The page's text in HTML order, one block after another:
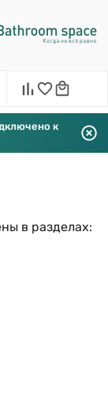
к
в разделах: